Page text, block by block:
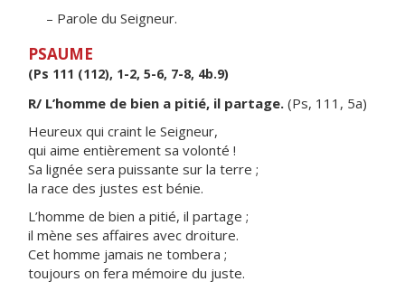
– Parole du Seigneur.
PSAUME
(Ps 111 (112), 1-2, 5-6, 7-8, 4b.9)
R/ L’homme de bien a pitié, il partage. (Ps, 111, 5a)
Heureux qui craint le Seigneur,
qui aime entièrement sa volonté !
Sa lignée sera puissante sur la terre ;
la race des justes est bénie.
L’homme de bien a pitié, il partage ;
il mène ses affaires avec droiture.
Cet homme jamais ne tombera ;
toujours on fera mémoire du juste.